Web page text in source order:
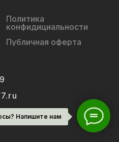
Напишите нам
Политика
конфидициальности
Публичная оферта